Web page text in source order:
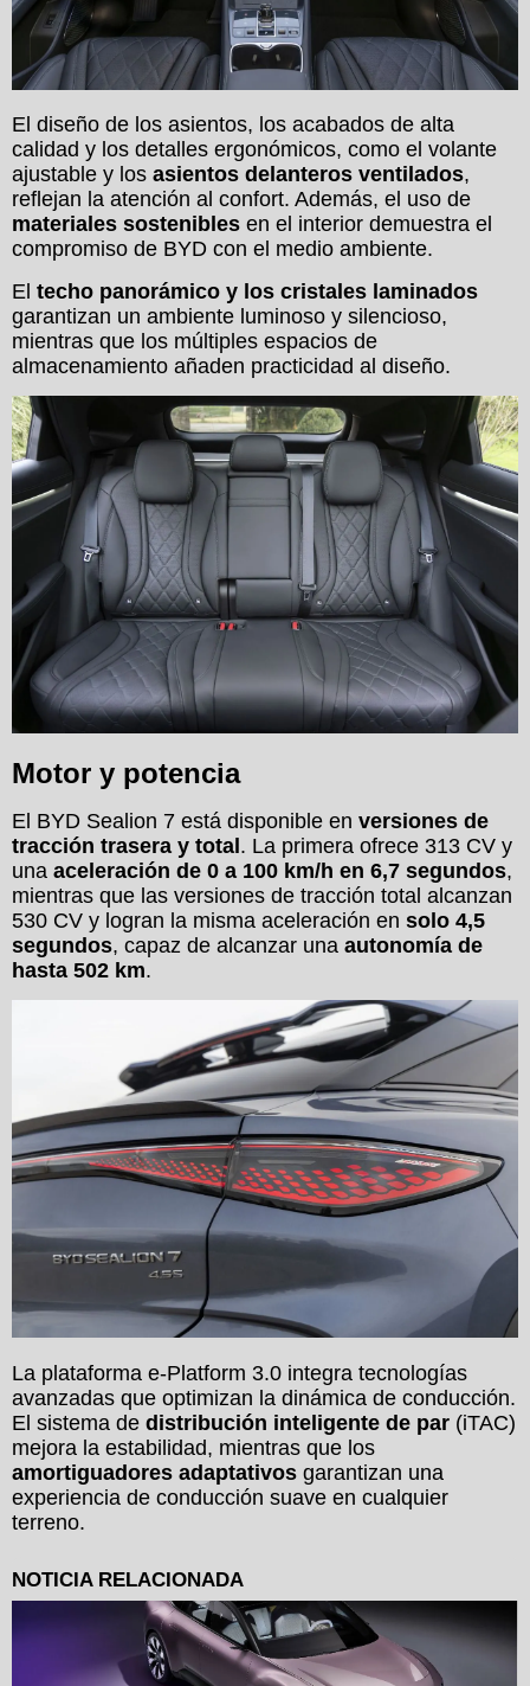
El diseño de los asientos, los acabados de alta
calidad y los detalles ergonómicos, como el volante
ajustable y los asientos delanteros ventilados,
reflejan la atención al confort. Además, el uso de
materiales sostenibles en el interior demuestra el
compromiso de BYD con el medio ambiente.
El techo panorámico y los cristales laminados
garantizan un ambiente luminoso y silencioso,
mientras que los múltiples espacios de
almacenamiento añaden practicidad al diseño.
Motor y potencia
El BYD Sealion 7 está disponible en versiones de
tracción trasera y total. La primera ofrece 313 CV y
una aceleración de 0 a 100 km/h en 6,7 segundos,
mientras que las versiones de tracción total alcanzan
530 CV y logran la misma aceleración en solo 4,5
segundos, capaz de alcanzar una autonomía de
hasta 502 km.
La plataforma e-Platform 3.0 integra tecnologías
avanzadas que optimizan la dinámica de conducción.
El sistema de distribución inteligente de par (iTAC)
mejora la estabilidad, mientras que los
amortiguadores adaptativos garantizan una
experiencia de conducción suave en cualquier
terreno.